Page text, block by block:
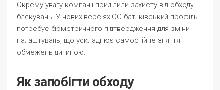
Окрему увагу компанії приділили захисту від обходу
блокувань. У нових версіях ОС батьківський профіль
потребує біометричного підтвердження для зміни
налаштувань, що ускладнює самостійне зняття
обмежень дитиною.
Як запобігти обходу